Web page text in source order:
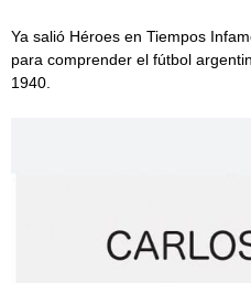
Ya salió Héroes en Tiempos
para comprender el fútbol
1940.